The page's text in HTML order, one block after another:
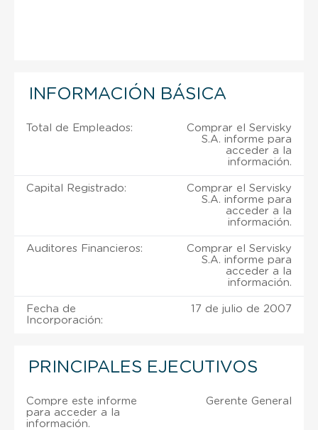
INFORMACIÓN BÁSICA
Total de Empleados:
Comprar el Servisky
S.A. informe para
acceder a la
información.
Capital Registrado:
Comprar el Servisky
S.A. informe para
acceder a la
información.
Auditores Financieros:
Comprar el Servisky
S.A. informe para
acceder a la
información.
Fecha de
Incorporación:
17 de julio de 2007
PRINCIPALES EJECUTIVOS
Compre este informe
para acceder a la
información.
Gerente General